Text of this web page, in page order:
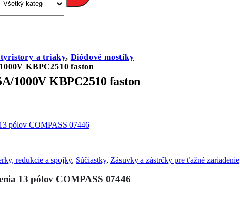
a triaky, Diódové mostíky
KBPC2510 faston
1000V KBPC2510 faston
redukcie a spojky, Súčiastky, Zásuvky a zástrčky pre ťažné zariadenie
13 pólov COMPASS 07446